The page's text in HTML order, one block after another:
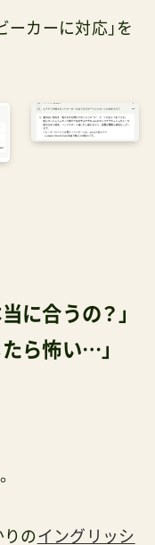
ーカーに対応」を
に合うの？」
ら怖い…」
りのイングリッシ